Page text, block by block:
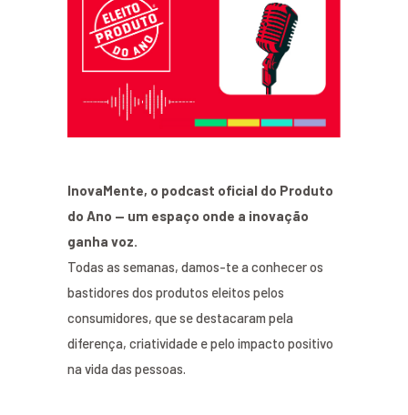
InovaMente, o podcast oficial do Produto
do Ano — um espaço onde a inovação
ganha voz.
Todas as semanas, damos-te a conhecer os
bastidores dos produtos eleitos pelos
consumidores, que se destacaram pela
diferença, criatividade e pelo impacto positivo
na vida das pessoas.